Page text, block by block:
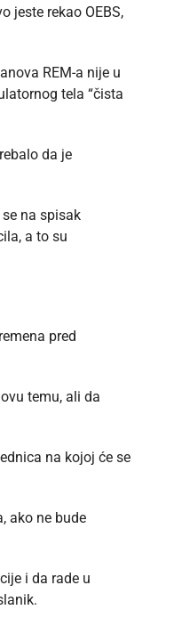
jeste rekao OEBS,
REM-a nije u
tela “čista
da je
na spisak
a to su
pred
temu, ali da
na kojoj će se
ako ne bude
i da rade u